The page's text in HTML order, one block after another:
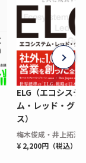
ELG（エコシステ
ム・レッド・グロ
ス）
梅木俊成・井上拓海
¥ 2,200円（税込）